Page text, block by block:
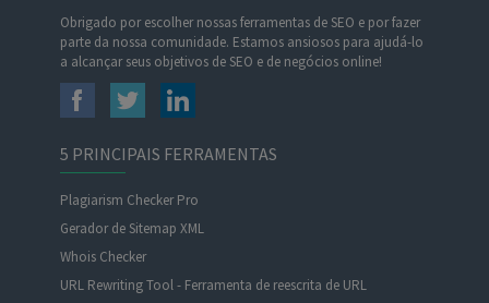
Obrigado por escolher nossas ferramentas de SEO e por fazer
parte da nossa comunidade. Estamos ansiosos para ajudá-lo
a alcançar seus objetivos de SEO e de negócios online!
5 PRINCIPAIS FERRAMENTAS
Plagiarism Checker Pro
Gerador de Sitemap XML
Whois Checker
URL Rewriting Tool - Ferramenta de reescrita de URL